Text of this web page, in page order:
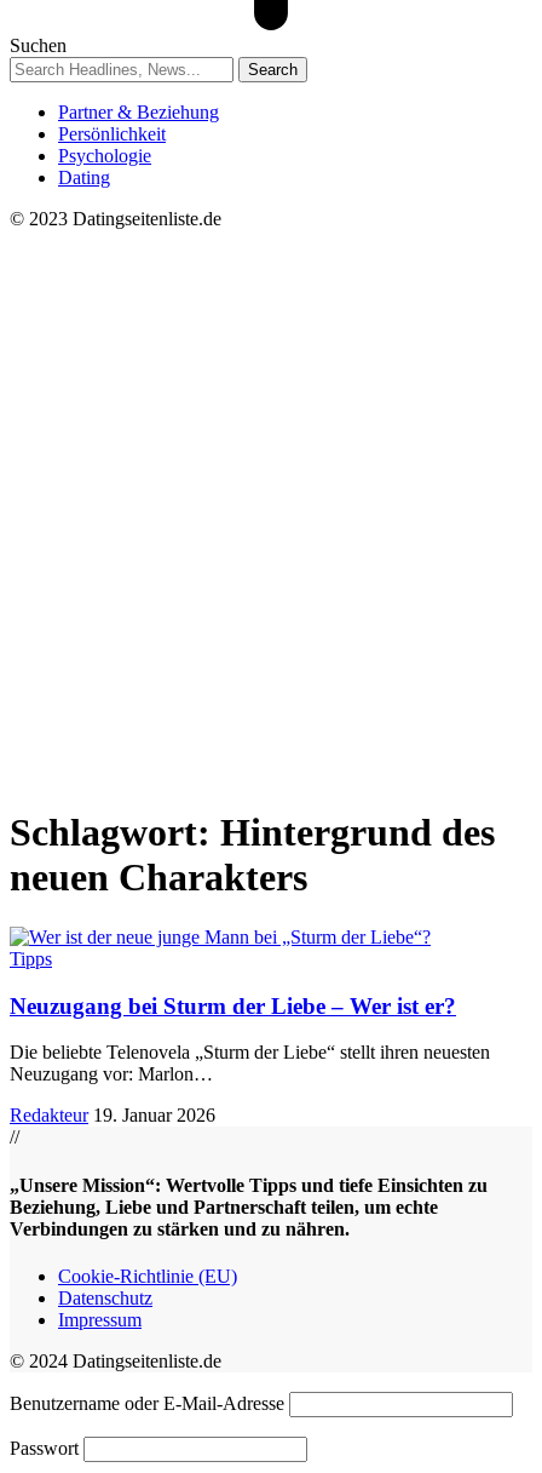
Suchen
Partner & Beziehung
Persönlichkeit
Psychologie
Dating
© 2023 Datingseitenliste.de
Schlagwort: Hintergrund des
neuen Charakters
Tipps
Neuzugang bei Sturm der Liebe – Wer ist er?
Die beliebte Telenovela „Sturm der Liebe“ stellt ihren neuesten
Neuzugang vor: Marlon…
Redakteur 19. Januar 2026
//
„Unsere Mission“: Wertvolle Tipps und tiefe Einsichten zu
Beziehung, Liebe und Partnerschaft teilen, um echte
Verbindungen zu stärken und zu nähren.
Cookie-Richtlinie (EU)
Datenschutz
Impressum
© 2024 Datingseitenliste.de
Benutzername oder E-Mail-Adresse
Passwort